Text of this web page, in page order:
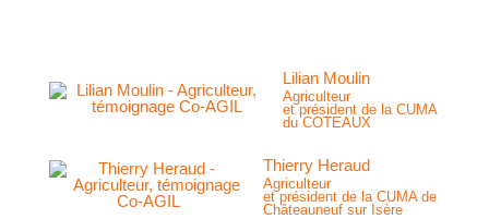
Lilian Moulin
Agriculteur
et président de la CUMA
du COTEAUX
Thierry Heraud
Agriculteur
et président de la CUMA de
Châteauneuf sur Isère